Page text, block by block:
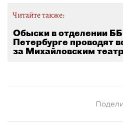
Читайте также:
Обыски в отделении
Петербурге проводят
за Михайловским